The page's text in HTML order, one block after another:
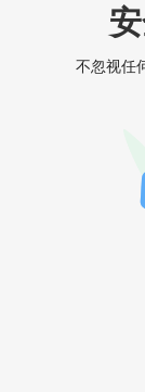
不忽视任